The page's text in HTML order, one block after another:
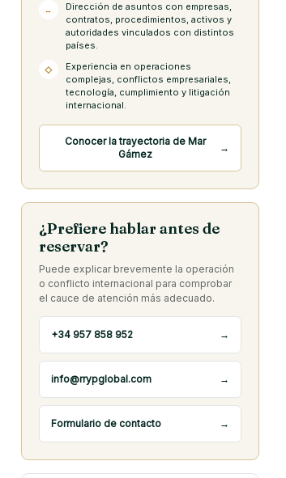
↔
Dirección de asuntos con empresas,
contratos, procedimientos, activos y
autoridades vinculados con distintos
países.
◇
Experiencia en operaciones
complejas, conflictos empresariales,
tecnología, cumplimiento y litigación
internacional.
Conocer la trayectoria de Mar
Gámez
→
¿Prefiere hablar antes de
reservar?
Puede explicar brevemente la operación
o conflicto internacional para comprobar
el cauce de atención más adecuado.
+34 957 858 952 →
info@rrypglobal.com →
Formulario de contacto →